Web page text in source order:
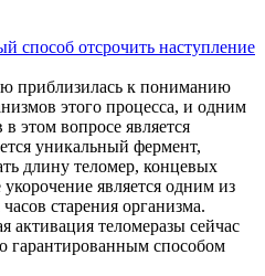
способ отсрочить наступление
приблизилась к пониманию
этого процесса, и одним
этом вопросе является
уникальный фермент,
длину теломер, концевых
является одним из
старения организма.
активация теломеразы сейчас
гарантированным способом